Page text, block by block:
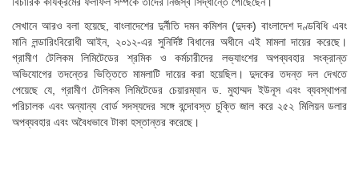
সেখানে আরও বলা হয়েছে, বাংলাদেশের দুর্নীতি দমন কমিশন (দুদক) বাংলাদেশ দণ্ডবিধি এবং
মানি লন্ডারিংবিরোধী আইন, ২০১২-এর সুনির্দিষ্ট বিধানের অধীনে এই মামলা দায়ের করেছে।
গ্রামীণ টেলিকম লিমিটেডের শ্রমিক ও কর্মচারীদের লভ্যাংশের অপব্যবহার সংক্রান্ত
অভিযোগের তদন্তের ভিত্তিতে মামলাটি দায়ের করা হয়েছিল। দুদকের তদন্ত দল দেখতে
পেয়েছে যে, গ্রামীণ টেলিকম লিমিটেডের চেয়ারম্যান ড. মুহাম্মদ ইউনূস এবং ব্যবস্থাপনা
পরিচালক এবং অন্যান্য বোর্ড সদস্যদের সঙ্গে বন্দোবস্ত চুক্তি জাল করে ২৫২ মিলিয়ন ডলার
অপব্যবহার এবং অবৈধভাবে টাকা হস্তান্তর করেছে।